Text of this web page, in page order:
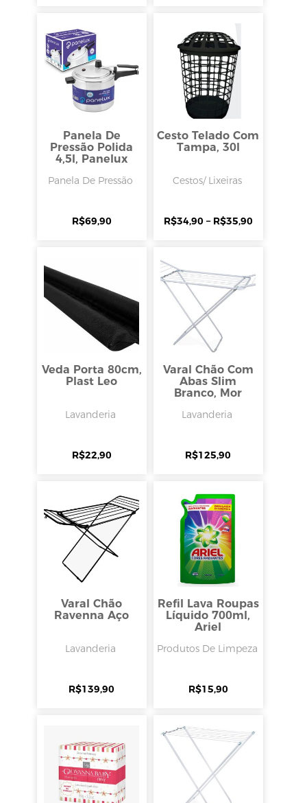
Panela De
Pressão Polida
4,5l, Panelux
Panela De Pressão
R$69,90
Cesto Telado Com
Tampa, 30l
Cestos/ Lixeiras
R$34,90 – R$35,90
Veda Porta 80cm,
Plast Leo
Lavanderia
R$22,90
Varal Chão Com
Abas Slim
Branco, Mor
Lavanderia
R$125,90
Varal Chão
Ravenna Aço
Lavanderia
R$139,90
Refil Lava Roupas
Líquido 700ml,
Ariel
Produtos De Limpeza
R$15,90